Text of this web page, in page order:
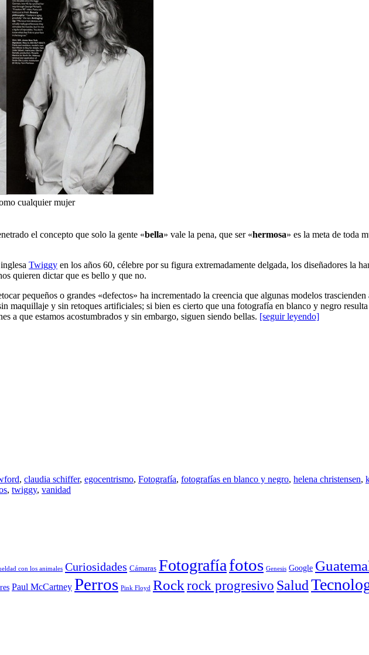
cualquier mujer
el concepto que solo la gente «bella» vale la pena, que ser «hermosa» es la meta de toda
Twiggy en los años 60, célebre por su figura extremadamente delgada, los diseñadores la
quieren dictar que es bello y que no.
pequeños o grandes «defectos» ha incrementado la creencia que algunas modelos
maquillaje y sin retoques artificiales; si bien es cierto que una fotografía en blanco y negro
a que estamos acostumbrados y sin embargo, siguen siendo bellas. [seguir leyendo]
, claudia schiffer, egocentrismo, Fotografía, fotografías en blanco y negro, helena christensen,
, twiggy, vanidad
con los animales Curiosidades Cámaras Fotografíafotos Genesis Google
Paul McCartney Perros Pink Floyd Rock rock progresivo Salud